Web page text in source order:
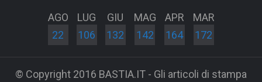
AGO
22
LUG
106
GIU
132
MAG
142
APR
164
MAR
172
© Copyright 2016 BASTIA.IT - Gli articoli di stampa